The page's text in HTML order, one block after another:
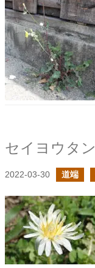
2022-03-30 道端